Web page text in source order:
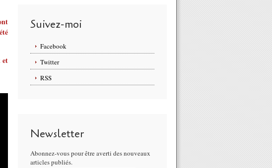
et
Suivez-moi
Facebook
Twitter
RSS
Newsletter
Abonnez-vous pour être averti des nouveaux
articles publiés.